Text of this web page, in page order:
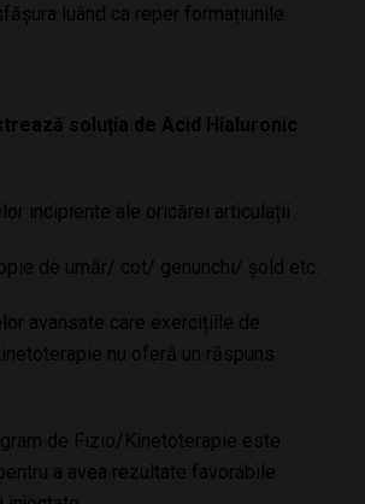
luând ca reper formațiunile
soluția de Acid Hialuronic
incipiente ale oricărei articulații
de umăr/ cot/ genunchi/ șold etc.
avansate care exercițiile de
nu oferă un răspuns
de Fizio/Kinetoterapie este
a avea rezultate favorabile